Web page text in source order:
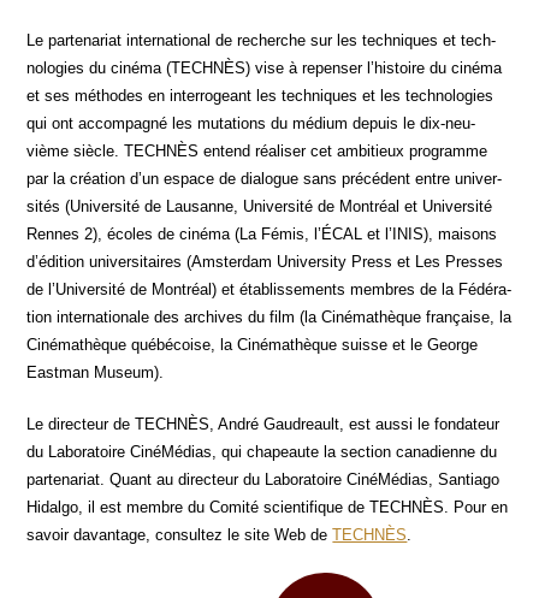
Le par­te­na­riat inter­na­tio­nal de recherche sur les tech­niques et tech­
no­lo­gies du ciné­ma (TECHNÈS) vise à repen­ser l’histoire du ciné­ma
et ses méthodes en inter­ro­geant les tech­niques et les tech­no­lo­gies
qui ont accom­pa­gné les muta­tions du médium depuis le dix-neu­
vième siècle. TECHNÈS entend réa­li­ser cet ambi­tieux pro­gramme
par la créa­tion d’un espace de dia­logue sans pré­cé­dent entre uni­ver­
si­tés (Uni­ver­si­té de Lau­sanne, Uni­ver­si­té de Mont­réal et Uni­ver­si­té
Rennes 2), écoles de ciné­ma (La Fémis, l’ÉCAL et l’INIS), mai­sons
d’édition uni­ver­si­taires (Amster­dam Uni­ver­si­ty Press et Les Presses
de l’Université de Mont­réal) et éta­blis­se­ments membres de la Fédé­ra­
tion inter­na­tio­nale des archives du film (la Ciné­ma­thèque fran­çaise, la
Ciné­ma­thèque qué­bé­coise, la Ciné­ma­thèque suisse et le George
East­man Museum).
Le direc­teur de TECHNÈS, André Gau­dreault, est aus­si le fon­da­teur
du Labo­ra­toire Ciné­Mé­dias, qui cha­peaute la sec­tion cana­dienne du
par­te­na­riat. Quant au direc­teur du Labo­ra­toire Ciné­Mé­dias, San­tia­go
Hidal­go, il est membre du Comi­té scien­ti­fique de TECHNÈS. Pour en
savoir davan­tage, consul­tez le site Web deTECHNÈS.